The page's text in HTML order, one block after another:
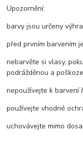
Upozornění:
barvy jsou určeny
před prvním barvením
nebarvěte si vlasy,
podrážděnou a
nepoužívejte k barvení
používejte vhodné
uchovávejte mimo